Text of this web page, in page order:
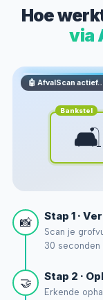
Hoe
via
🤖 AfvalScan
Bankstel
🛋️
📸 Stap 1 ·
Scan je
30
🤝 Stap 2 ·
Erkende